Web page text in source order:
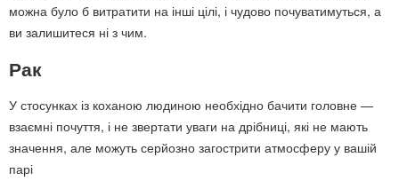
можна було б витратити на інші цілі, і чудово почуватимуться, а
ви залишитеся ні з чим.
Рак
У стосунках із коханою людиною необхідно бачити головне —
взаємні почуття, і не звертати уваги на дрібниці, які не мають
значення, але можуть серйозно загострити атмосферу у вашій
парі